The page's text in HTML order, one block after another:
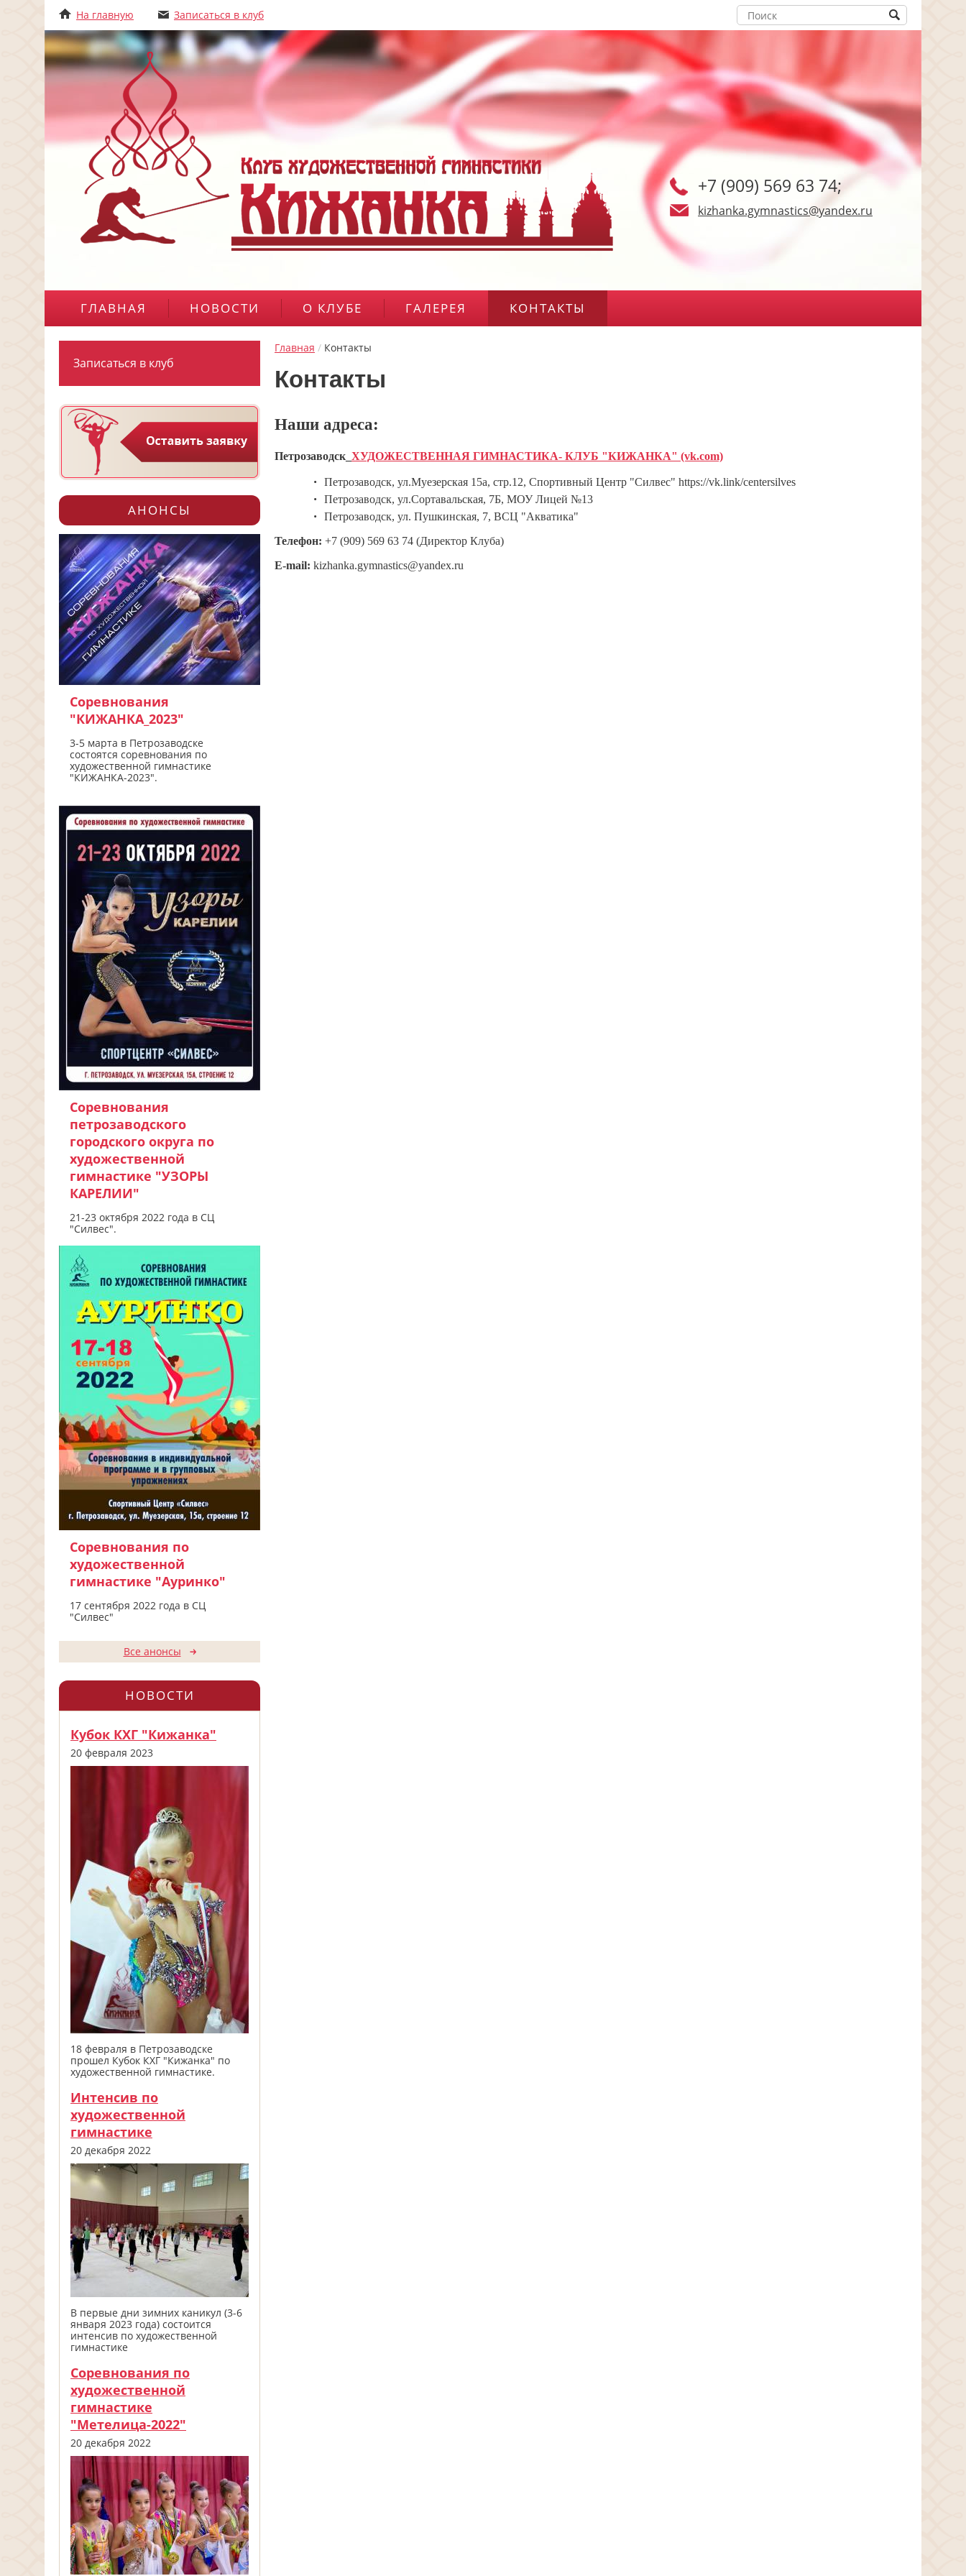
На главную Записаться в клуб
+7 (909) 569 63 74;
kizhanka.gymnastics@yandex.ru
ГЛАВНАЯ НОВОСТИ О КЛУБЕ ГАЛЕРЕЯ КОНТАКТЫ
Записаться в клуб
АНОНСЫ
Соревнования
"КИЖАНКА_2023"
3-5 марта в Петрозаводске
состоятся соревнования по
художественной гимнастике
"КИЖАНКА-2023".
Соревнования
петрозаводского
городского округа по
художественной
гимнастике "УЗОРЫ
КАРЕЛИИ"
21-23 октября 2022 года в СЦ
"Силвес".
Соревнования по
художественной
гимнастике "Ауринко"
17 сентября 2022 года в СЦ
"Силвес"
Все анонсы
НОВОСТИ
Кубок КХГ "Кижанка"
20 февраля 2023
18 февраля в Петрозаводске
прошел Кубок КХГ "Кижанка" по
художественной гимнастике.
Интенсив по
художественной
гимнастике
20 декабря 2022
В первые дни зимних каникул (3-6
января 2023 года) состоится
интенсив по художественной
гимнастике
Соревнования по
художественной
гимнастике
"Метелица-2022"
20 декабря 2022
Главная / Контакты
Контакты
Наши адреса:
Петрозаводск_ ХУДОЖЕСТВЕННАЯ ГИМНАСТИКА- КЛУБ "КИЖАНКА" (vk.com)
Петрозаводск, ул.Муезерская 15а, стр.12, Спортивный Центр "Силвес" https://vk.link/centersilves
Петрозаводск, ул.Сортавальская, 7Б, МОУ Лицей №13
Петрозаводск, ул. Пушкинская, 7, ВСЦ "Акватика"
Телефон: +7 (909) 569 63 74 (Директор Клуба)
E-mail: kizhanka.gymnastics@yandex.ru